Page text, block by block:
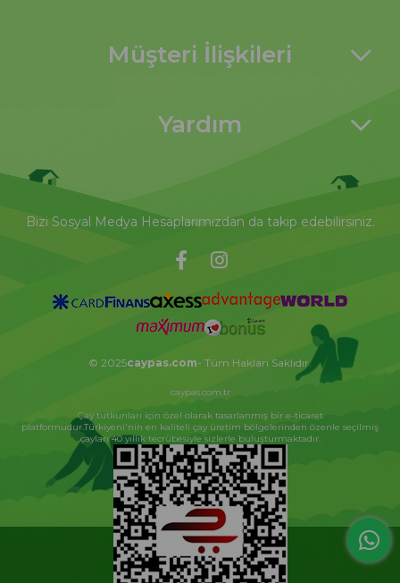
Müşteri İlişkileri
Yardım
Bizi Sosyal Medya Hesaplarımızdan da takip edebilirsiniz.
© 2025caypas.com- Tüm Hakları Saklıdır.
caypas.com.tr
Çay tutkunları için özel olarak tasarlanmış bir e-ticaret
platformudur.Türkiyeni'nin en kaliteli çay üretim bölgelerinden özenle seçilmiş
çayları 40 yıllık tecrübesiyle sizlerle buluşturmaktadır.